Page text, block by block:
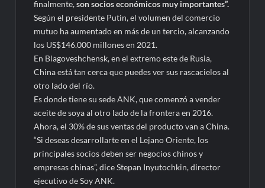
finalmente,son socios económicos muy importantes”.
Según el presidente Putin, el volumen del comercio
mutuo ha aumentado en más de un tercio, alcanzando
los US$146.000 millones en 2021.
En Blagoveshchensk, en el extremo este de Rusia,
China está tan cerca que puedes ver sus rascacielos al
otro lado del río.
Es donde tiene su sede ANK, que comenzó a vender
aceite de soya al otro lado de la frontera en 2016.
Ahora, el 30% de sus ventas del producto van a China.
“Si deseas desarrollarte en el Lejano Oriente, los
principales socios deben ser negocios chinos y
empresas chinas”, dice Stepan Inyutochkin, director
ejecutivo de Soy ANK.